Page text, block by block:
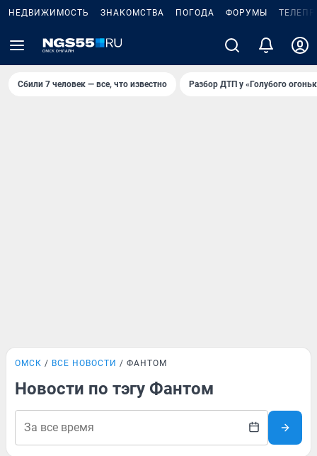
НЕДВИЖИМОСТЬ ЗНАКОМСТВА ПОГОДА ФОРУМЫ
Сбили 7 человек — все, что известно Разбор ДТП у «Голубого
ОМСК ВСЕ НОВОСТИ ФАНТОМ
Новости по тэгу Фантом